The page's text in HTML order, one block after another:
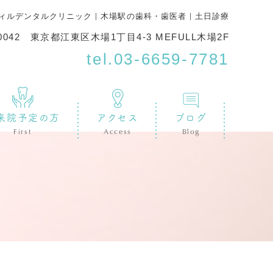
ルデンタルクリニック｜木場駅の歯科・歯医者｜土日診療
東京都江東区木場1丁目4-3 MEFULL木場2F
tel. 03-6659-7781
院予定の方
First
アクセス
Access
ブログ
Blog